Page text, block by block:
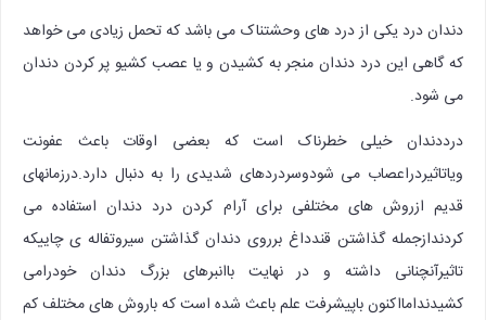
دندان درد یکی از درد های وحشتناک می باشد که تحمل زیادی می خواهد
که گاهی این درد دندان منجر به کشیدن و یا عصب کشیو پر کردن دندان
می شود.
درددندان خیلی خطرناک است که بعضی اوقات باعث عفونت
ویاتاثیردراعصاب می شودوسردردهای شدیدی را به دنبال دارد.درزمانهای
قدیم ازروش های مختلفی برای آرام کردن درد دندان استفاده می
کردندازجمله گذاشتن قندداغ برروی دندان گذاشتن سیروتفاله ی چاییکه
تاثیرآنچنانی داشته و در نهایت باانبرهای بزرگ دندان خودرامی
کشیدندامااکنون باپیشرفت علم باعث شده است که باروش های مختلف کم